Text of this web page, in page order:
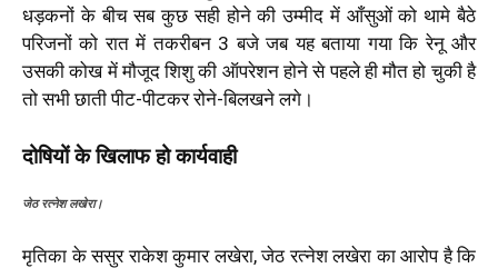
धड़कनों के बीच सब कुछ सही होने की उम्मीद में आँसुओं को थामे बैठे
परिजनों को रात में तकरीबन 3 बजे जब यह बताया गया कि रेनू और
उसकी कोख में मौजूद शिशु की ऑपरेशन होने से पहले ही मौत हो चुकी है
तो सभी छाती पीट-पीटकर रोने-बिलखने लगे।
दोषियों के खिलाफ हो कार्यवाही
जेठ रत्नेश लखेरा।
मृतिका के ससुर राकेश कुमार लखेरा, जेठ रत्नेश लखेरा का आरोप है कि